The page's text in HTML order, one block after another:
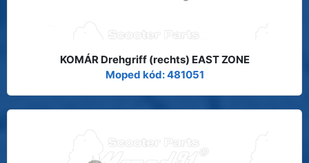
KOMÁR Drehgriff (rechts) EAST ZONE
Moped kód: 481051